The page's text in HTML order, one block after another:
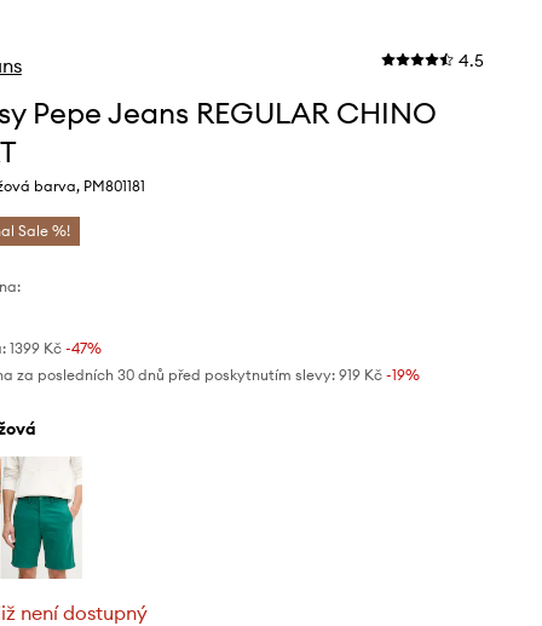
4.5
Pepe Jeans REGULAR CHINO
barva, PM801181
Sale %!
1399 Kč-47%
za posledních 30 dnů před poskytnutím slevy: 919 Kč -19%
není dostupný